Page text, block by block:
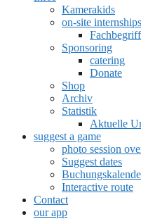
Kamerakids
on-site internships
Sponsoring
catering
Donate
Shop
Archiv
Statistik
Aktuelle
suggest a game
photo session
Suggest dates
Interactive route
Contact
our app